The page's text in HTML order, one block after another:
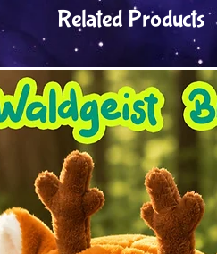
Related Products